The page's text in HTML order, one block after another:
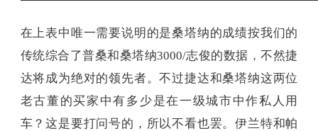
在上表中唯一需要说明的是桑塔纳的成绩按我们的
传统综合了普桑和桑塔纳3000/志俊的数据，不然捷
达将成为绝对的领先者。不过捷达和桑塔纳这两位
老古董的买家中有多少是在一级城市中作私人用
车？这是要打问号的，所以不看也罢。伊兰特和帕